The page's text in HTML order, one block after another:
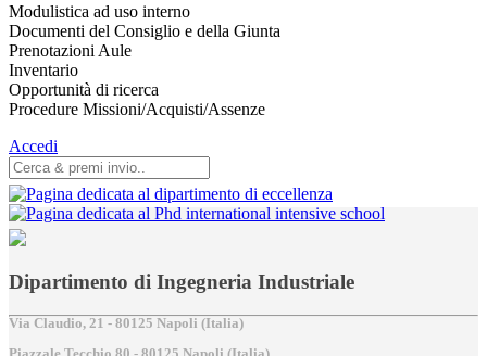
Modulistica ad uso interno
Documenti del Consiglio e della Giunta
Prenotazioni Aule
Inventario
Opportunità di ricerca
Procedure Missioni/Acquisti/Assenze
Accedi
Dipartimento di Ingegneria Industriale
Via Claudio, 21 - 80125 Napoli (Italia)